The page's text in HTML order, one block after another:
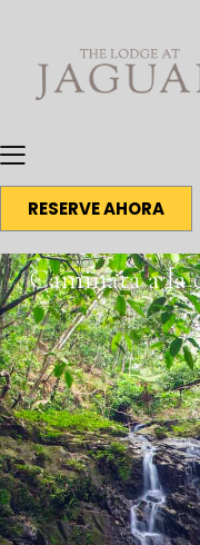
RESERVE AHORA
Caminata a la